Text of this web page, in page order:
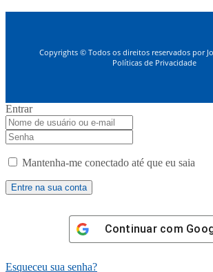
Copyrights © Todos os direitos reservados por
Políticas de Privacidade
Entrar
Mantenha-me conectado até que eu saia
Continuar com
Esqueceu sua senha?